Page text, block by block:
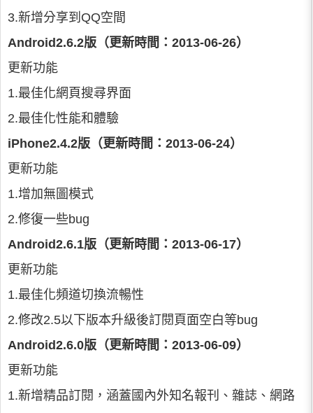
3.新增分享到QQ空間
Android2.6.2版（更新時間：2013-06-26）
更新功能
1.最佳化網頁搜尋界面
2.最佳化性能和體驗
iPhone2.4.2版（更新時間：2013-06-24）
更新功能
1.增加無圖模式
2.修復一些bug
Android2.6.1版（更新時間：2013-06-17）
更新功能
1.最佳化頻道切換流暢性
2.修改2.5以下版本升級後訂閱頁面空白等bug
Android2.6.0版（更新時間：2013-06-09）
更新功能
1.新增精品訂閱，涵蓋國內外知名報刊、雜誌、網路